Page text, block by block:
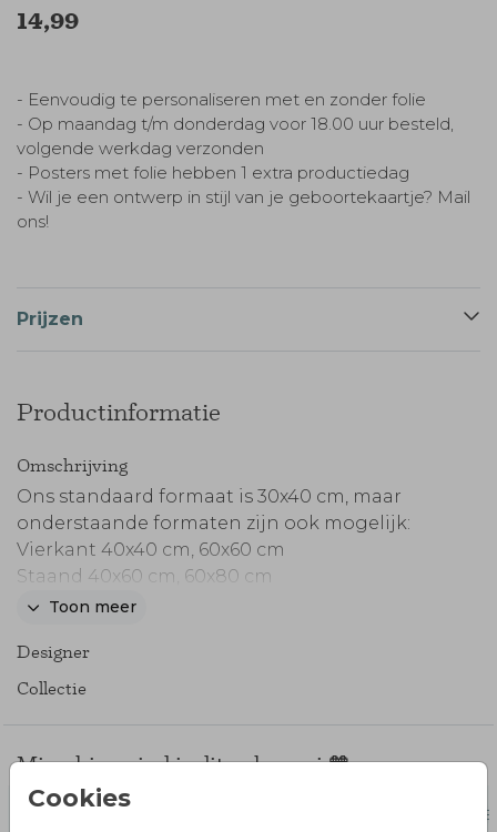
Cookies
14,99
- Eenvoudig te personaliseren met en zonder folie
- Op maandag t/m donderdag voor 18.00 uur besteld,
volgende werkdag verzonden
- Posters met folie hebben 1 extra productiedag
- Wil je een ontwerp in stijl van je geboortekaartje? Mail
ons!
Prijzen
Productinformatie
Omschrijving
Ons standaard formaat is 30x40 cm, maar
onderstaande formaten zijn ook mogelijk:
Vierkant 40x40 cm, 60x60 cm
Staand 40x60 cm, 60x80 cm
Liggend 40x30 cm, 60x40 cm, 80x60 cm
Geef ons je wensen door via info@hierbenik.nl
en wij zetten het ontwerp kosteloos voor je
Toon meer
Designer
Collectie
Misschien vind je dit ook mooi 🧡